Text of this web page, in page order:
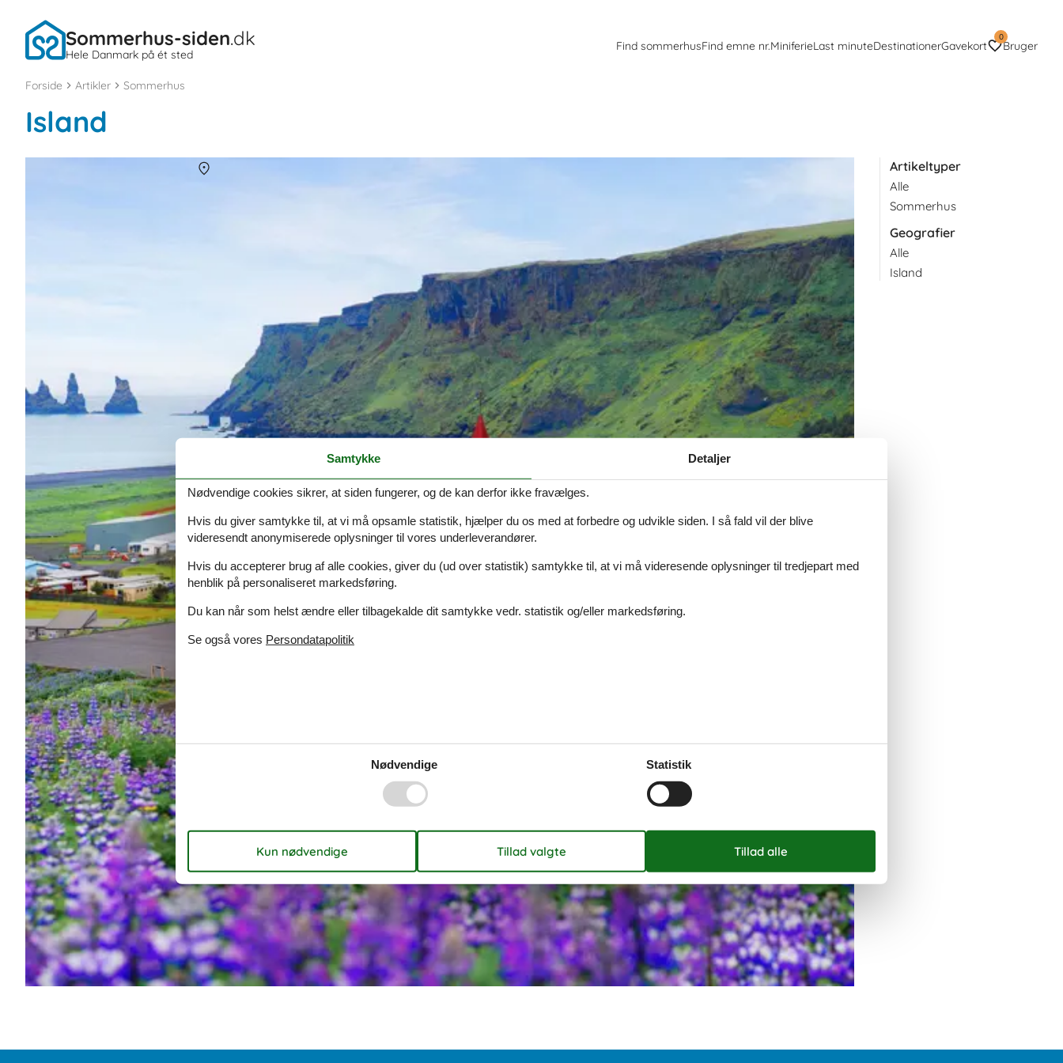
Sommerhus-siden.dk
Hele Danmark på ét sted
Find sommerhusFind emne nr.MiniferieLast minuteDestinationerGavekort
0
Bruger
Forside Artikler Sommerhus
Island
Artikeltyper
Alle
Sommerhus
Geografier
Alle
Island
Samtykke Detaljer
Nødvendige cookies sikrer, at siden fungerer, og de kan derfor ikke fravælges.
Hvis du giver samtykke til, at vi må opsamle statistik, hjælper du os med at forbedre og udvikle siden. I så fald vil der blive
videresendt anonymiserede oplysninger til vores underleverandører.
Hvis du accepterer brug af alle cookies, giver du (ud over statistik) samtykke til, at vi må videresende oplysninger til tredjepart med
henblik på personaliseret markedsføring.
Du kan når som helst ændre eller tilbagekalde dit samtykke vedr. statistik og/eller markedsføring.
Se også vores Persondatapolitik
Nødvendige Statistik